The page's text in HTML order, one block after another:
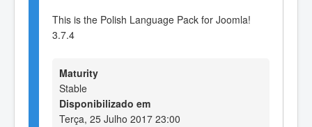
This is the Polish Language Pack for Joomla!
3.7.4
Maturity
Stable
Disponibilizado em
Terça, 25 Julho 2017 23:00